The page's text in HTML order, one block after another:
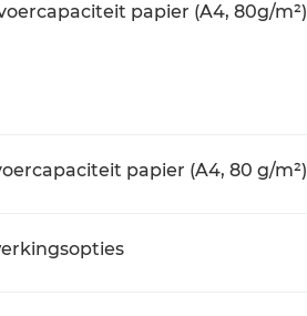
papier (A4, 80g/m²)
papier (A4, 80 g/m²)